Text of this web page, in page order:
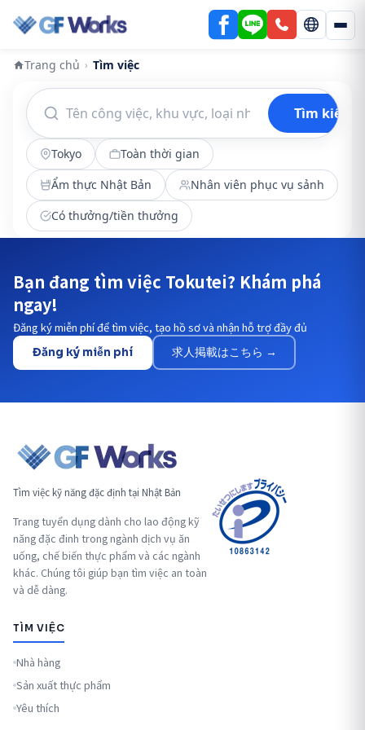
Trang chủ › Tìm việc
Tìm kiếm
Tokyo
Toàn thời gian
Ẩm thực Nhật Bản
Nhân viên phục vụ sảnh
Có thưởng/tiền thưởng
Bạn đang tìm việc Tokutei? Khám phá
ngay!
Đăng ký miễn phí để tìm việc, tạo hồ sơ và nhận hỗ trợ đầy đủ
Đăng ký miễn phí 求人掲載はこちら →
Tìm việc kỹ năng đặc định tại Nhật Bản
Trang tuyển dụng dành cho lao động kỹ
năng đặc đinh trong ngành dịch vụ ăn
uống, chế biến thực phẩm và các ngành
khác. Chúng tôi giúp bạn tìm việc an toàn
và dễ dàng.
TÌM VIỆC
Nhà hàng
Sản xuất thực phẩm
Yêu thích